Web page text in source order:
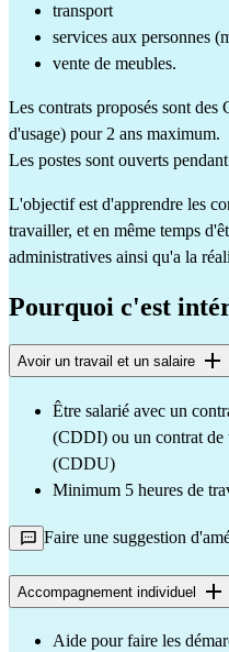
transport
services aux personnes
vente de meubles.
Les contrats proposés sont
d'usage) pour 2 ans maximum.
Les postes sont ouverts
L'objectif est d'apprendre les
travailler, et en même temps
administratives ainsi qu'a la
Pourquoi c'est
Avoir un travail et un salaire
Être salarié avec un
(CDDI) ou un contrat de
(CDDU)
Minimum 5 heures de
Faire une suggestion
Accompagnement individuel
Aide pour faire les